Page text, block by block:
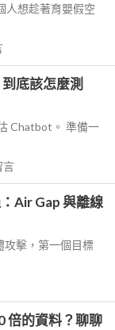
人想趁著育嬰假空
底該怎麼測
Chatbot。 準備一
言
Air Gap 與離線
攻擊，第一個目標
倍的資料？聊聊